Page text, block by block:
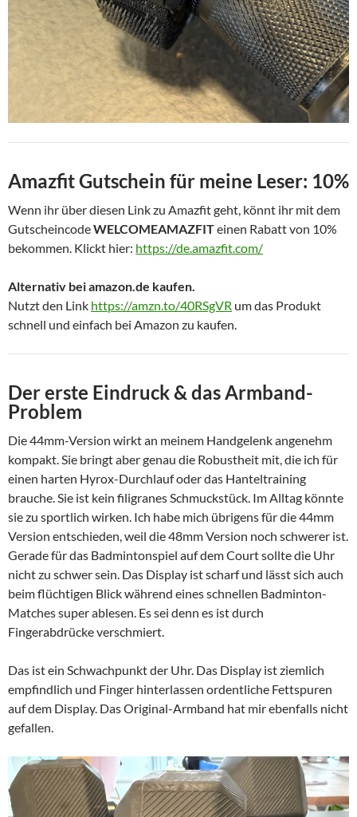
Amazfit Gutschein für meine Leser: 10%
Wenn ihr über diesen Link zu Amazfit geht, könnt ihr mit dem
GutscheincodeWELCOMEAMAZFITeinen Rabatt von 10%
bekommen. Klickt hier: https://de.amazfit.com/
Alternativ bei amazon.de kaufen.
Nutzt den Link https://amzn.to/40RSgVR um das Produkt
schnell und einfach bei Amazon zu kaufen.
Der erste Eindruck & das Armband-
Problem
Die 44mm-Version wirkt an meinem Handgelenk angenehm
kompakt. Sie bringt aber genau die Robustheit mit, die ich für
einen harten Hyrox-Durchlauf oder das Hanteltraining
brauche. Sie ist kein filigranes Schmuckstück. Im Alltag könnte
sie zu sportlich wirken. Ich habe mich übrigens für die 44mm
Version entschieden, weil die 48mm Version noch schwerer ist.
Gerade für das Badmintonspiel auf dem Court sollte die Uhr
nicht zu schwer sein. Das Display ist scharf und lässt sich auch
beim flüchtigen Blick während eines schnellen Badminton-
Matches super ablesen. Es sei denn es ist durch
Fingerabdrücke verschmiert.
Das ist ein Schwachpunkt der Uhr. Das Display ist ziemlich
empfindlich und Finger hinterlassen ordentliche Fettspuren
auf dem Display. Das Original-Armband hat mir ebenfalls nicht
gefallen.